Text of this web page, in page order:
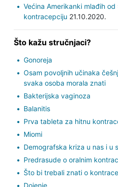
Većina Amerikanki mlađih
kontracepciju 21.10.2020.
Što kažu stručnjaci?
Gonoreja
Osam povoljnih učinaka
svaka osoba morala znati
Bakterijska vaginoza
Balanitis
Prva tableta za hitnu
Miomi
Demografska kriza u nas i u
Predrasude o oralnim
Što bi trebali znati o
Dojenje